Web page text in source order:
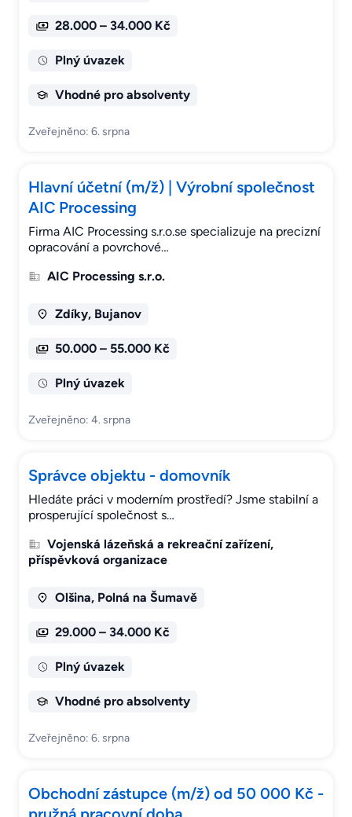
28.000 – 34.000 Kč
Plný úvazek
Vhodné pro absolventy
Zveřejněno: 6. srpna
Hlavní účetní (m/ž) | Výrobní společnost
AIC Processing
Firma AIC Processing s.r.o.se specializuje na precizní
opracování a povrchové…
AIC Processing s.r.o.
Zdíky, Bujanov
50.000 – 55.000 Kč
Plný úvazek
Zveřejněno: 4. srpna
Správce objektu - domovník
Hledáte práci v moderním prostředí? Jsme stabilní a
prosperující společnost s…
Vojenská lázeňská a rekreační zařízení,
příspěvková organizace
Olšina, Polná na Šumavě
29.000 – 34.000 Kč
Plný úvazek
Vhodné pro absolventy
Zveřejněno: 6. srpna
Obchodní zástupce (m/ž) od 50 000 Kč -